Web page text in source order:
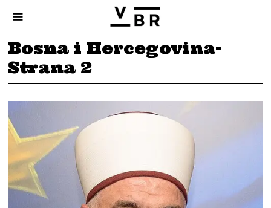
Bosna i Hercegovina-
Strana 2